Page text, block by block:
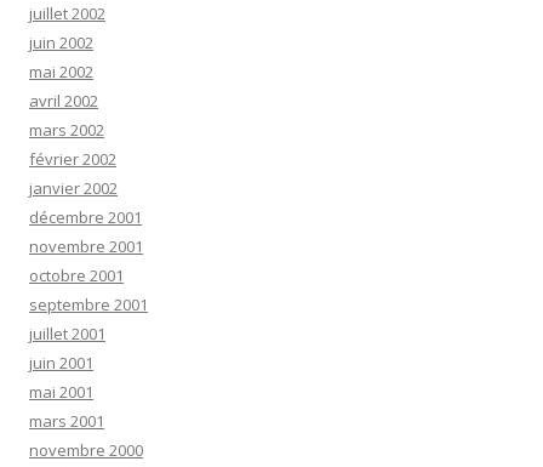
juillet 2002
juin 2002
mai 2002
avril 2002
mars 2002
février 2002
janvier 2002
décembre 2001
novembre 2001
octobre 2001
septembre 2001
juillet 2001
juin 2001
mai 2001
mars 2001
novembre 2000